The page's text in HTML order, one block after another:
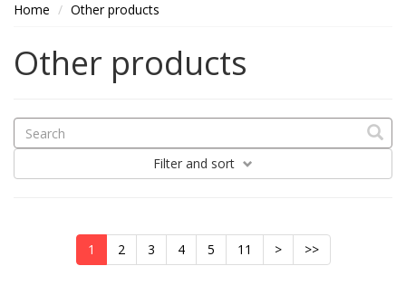
Home Other products
Other products
Filter and sort
1 2 3 4 5 11 > >>